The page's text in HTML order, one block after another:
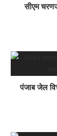
सीएम
पंजाब जेल